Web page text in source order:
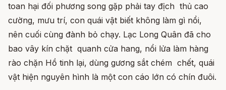
toan hại đối phương song gặp phải tay địch thủ cao
cường, mưu trí, con quái vật biết không làm gì nổi,
nên cuối cùng đành bỏ chạy. Lạc Long Quân đã cho
bao vây kín chặt quanh cửa hang, nổi lửa làm hàng
rào chặn Hồ tinh lại, dùng gương sắt chém chết, quái
vật hiện nguyên hình là một con cáo lớn có chín đuôi.